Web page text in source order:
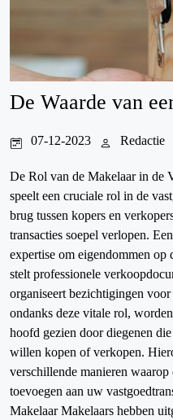
De Waarde van
07-12-2023 Redactie
De Rol van de Makelaar in de
speelt een cruciale rol in de
brug tussen kopers en
transacties soepel verlopen.
expertise om eigendommen op
stelt professionele
organiseert bezichtigingen
ondanks deze vitale rol,
hoofd gezien door diegenen
willen kopen of verkopen.
verschillende manieren waarop
toevoegen aan uw
Makelaar Makelaars hebben